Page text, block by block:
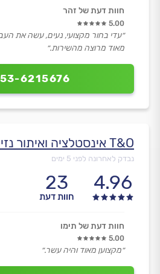
6215676
חוות דעת של זהר
5.00
״עדי בחור מקצועי, נעים, עשה את
מאוד מרוצה מהשירות.״
T&O אינסטלציה ואיתור נזילות
נבדק לאחרונה לפני 5 ימים
4.96
23
חוות דעת
חוות דעת של תימו
5.00
״מקצוען מאוד והיה עשר.״